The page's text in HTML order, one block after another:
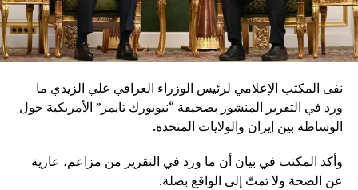
نفى المكتب الإعلامي لرئيس الوزراء العراقي علي الزيدي ما
ورد في التقرير المنشور بصحيفة “نيويورك تايمز” الأمريكية حول
الوساطة بين إيران والولايات المتحدة.
وأكد المكتب في بيان أن ما ورد في التقرير من مزاعم، عارية
عن الصحة ولا تمتّ إلى الواقع بصلة.